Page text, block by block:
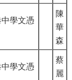
學文憑
陳
華
森
學文憑
蔡
麗